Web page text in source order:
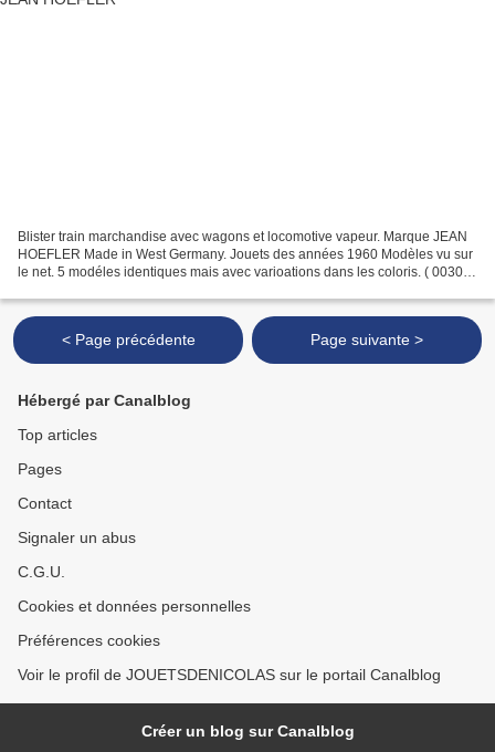
Blister train marchandise avec wagons et locomotive vapeur. Marque JEAN
HOEFLER Made in West Germany. Jouets des années 1960 Modèles vu sur
le net. 5 modéles identiques mais avec varioations dans les coloris. ( 00309
< Page précédente Page suivante >
Hébergé par Canalblog
Top articles
Pages
Contact
Signaler un abus
C.G.U.
Cookies et données personnelles
Préférences cookies
Voir le profil de JOUETSDENICOLAS sur le portail Canalblog
Créer un blog sur Canalblog